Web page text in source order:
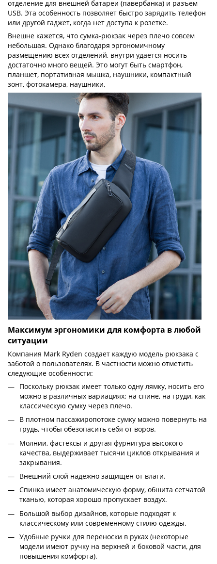
отделение для внешней батареи (павербанка) и разъем
USB. Эта особенность позволяет быстро зарядить телефон
или другой гаджет, когда нет доступа к розетке.
Внешне кажется, что сумка-рюкзак через плечо совсем
небольшая. Однако благодаря эргономичному
размещению всех отделений, внутри удается носить
достаточно много вещей. Это могут быть смартфон,
планшет, портативная мышка, наушники, компактный
зонт, фотокамера, наушники,
Максимум эргономики для комфорта в любой
ситуации
Компания Mark Ryden создает каждую модель рюкзака с
заботой о пользователях. В частности можно отметить
следующие особенности:
Поскольку рюкзак имеет только одну лямку, носить его
можно в различных вариациях: на спине, на груди, как
классическую сумку через плечо.
В плотном пассажиропотоке сумку можно повернуть на
грудь, чтобы обезопасить себя от воров.
Молнии, фастексы и другая фурнитура высокого
качества, выдерживает тысячи циклов открывания и
закрывания.
Внешний слой надежно защищен от влаги.
Спинка имеет анатомическую форму, обшита сетчатой
тканью, которая хорошо пропускает воздух.
Большой выбор дизайнов, которые подходят к
классическому или современному стилю одежды.
Удобные ручки для переноски в руках (некоторые
модели имеют ручку на верхней и боковой части, для
повышения комфорта).